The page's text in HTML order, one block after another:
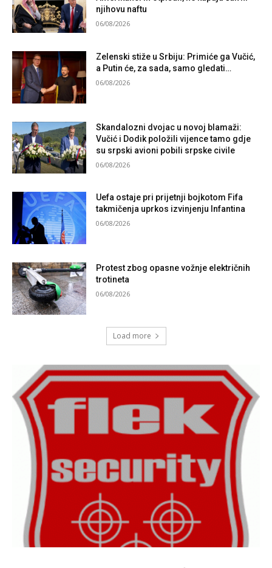
njihovu naftu
06/08/2026
Zelenski stiže u Srbiju: Primiće ga Vučić,
a Putin će, za sada, samo gledati…
06/08/2026
Skandalozni dvojac u novoj blamaži:
Vučić i Dodik položili vijence tamo gdje
su srpski avioni pobili srpske civile
06/08/2026
Uefa ostaje pri prijetnji bojkotom Fifa
takmičenja uprkos izvinjenju Infantina
06/08/2026
Protest zbog opasne vožnje električnih
trotineta
06/08/2026
Load more